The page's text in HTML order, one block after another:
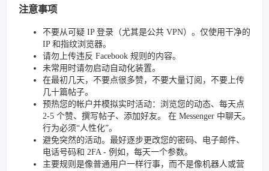
注意事项
不要从可疑 IP 登录（尤其是公共 VPN）。仅使用干净的
IP 和指纹浏览器。
请勿上传违反 Facebook 规则的内容。
未常用时请勿启动自动化装置。
在最初几天，不要点很多赞，不要大量订阅，不要上传
几十篇帖子。
预热您的帐户并模拟实时活动：浏览您的动态、每天点
2-5 个赞、撰写帖子、添加好友。 在 Messenger 中聊天。
行为必须“人性化”。
避免突然的活动。最好逐步更改您的密码、电子邮件、
电话号码和 2FA - 例如，每天一个参数。
主要规则是像普通用户一样行事，而不是像机器人或营